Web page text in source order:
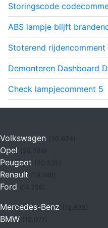
Storingscode code
ABS lampje blijft branden
Stoterend rijdencomment
Demonteren Dashboard
Check lampjecomment 5
Volkswagen (30.624)
Opel
Peugeot
Renault (19.746)
Ford (14.756)
Mercedes-Benz
BMW